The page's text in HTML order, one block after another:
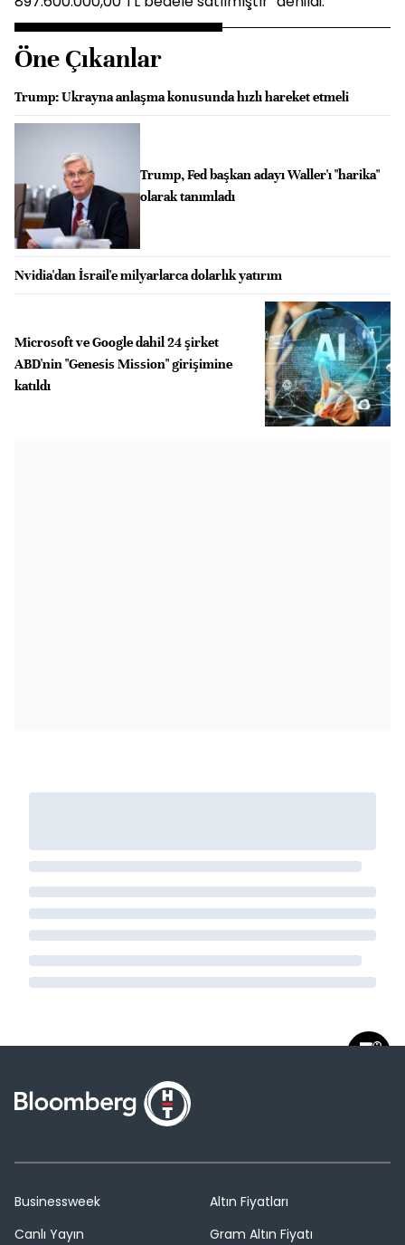
Öne Çıkanlar
Trump: Ukrayna anlaşma konusunda hızlı hareket etmeli
Trump, Fed başkan adayı Waller'ı "harika"
olarak tanımladı
Nvidia'dan İsrail'e milyarlarca dolarlık yatırım
Microsoft ve Google dahil 24 şirket
ABD'nin "Genesis Mission" girişimine
katıldı
Businessweek
Canlı Yayın
Altın Fiyatları
Gram Altın Fiyatı